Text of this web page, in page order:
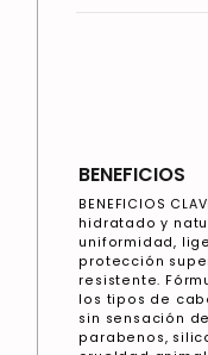
BENEFICIOS
BENEFICIOS
hidratado y
uniformidad,
protección
resistente.
los tipos de
sin sensación
parabenos,